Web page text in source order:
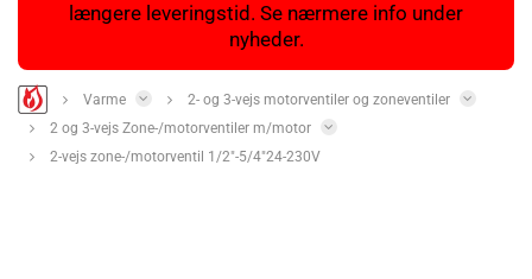
længere leveringstid. Se nærmere info under
nyheder.
Varme
2- og 3-vejs motorventiler og zoneventiler
2 og 3-vejs Zone-/motorventiler m/motor
2-vejs zone-/motorventil 1/2"-5/4"24-230V